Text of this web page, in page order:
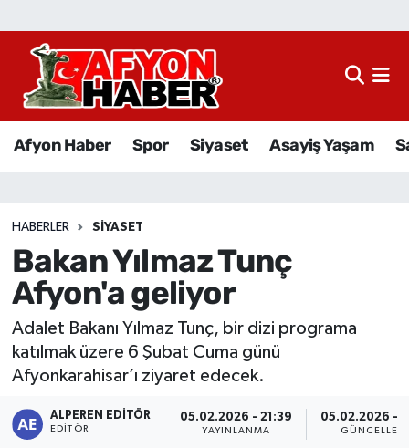
Afyon Haber Spor Siyaset Asayiş Yaşam
HABERLER SIYASET
Bakan Yılmaz Tunç
Afyon'a geliyor
Adalet Bakanı Yılmaz Tunç, bir dizi programa
katılmak üzere 6 Şubat Cuma günü
Afyonkarahisar’ı ziyaret edecek.
ALPEREN EDITÖR
EDITÖR
05.02.2026 - 21:39
YAYINLANMA
05.02.2026 -
Afyon Haber
Sağlık
Eğitim
Sivil Toplum